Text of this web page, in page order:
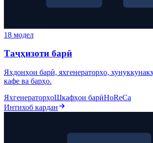
18 модел
Таҷҳизоти барӣ
Яхдонҳои барӣ, яхгенераторҳо,
кафе ва барҳо.
ЯхгенераторҳоШкафҳои барӣHoReCa
Интихоб кардан